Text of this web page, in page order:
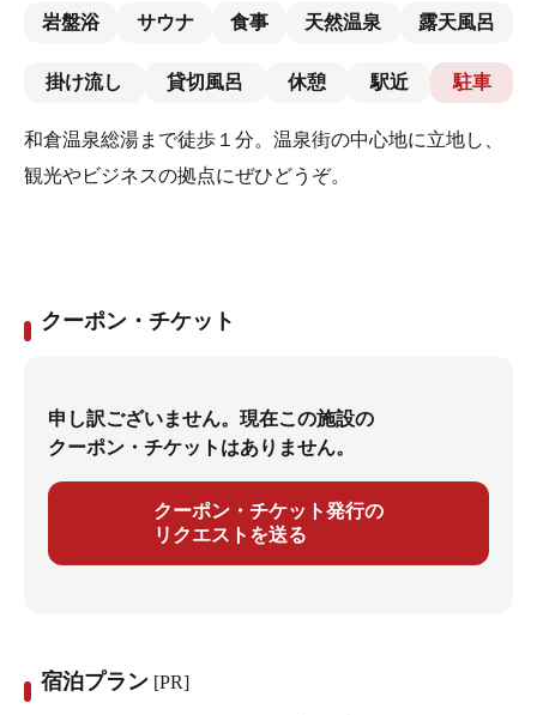
岩盤浴 サウナ 食事 天然温泉 露天風呂
掛け流し 貸切風呂 休憩 駅近 駐車
和倉温泉総湯まで徒歩１分。温泉街の中心地に立地し、
観光やビジネスの拠点にぜひどうぞ。
クーポン・チケット
申し訳ございません。現在この施設の
クーポン・チケットはありません。
クーポン・チケット発行の
リクエストを送る
宿泊プラン [PR]